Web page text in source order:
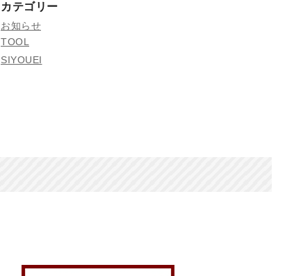
カテゴリー
お知らせ
TOOL
SIYOUEI